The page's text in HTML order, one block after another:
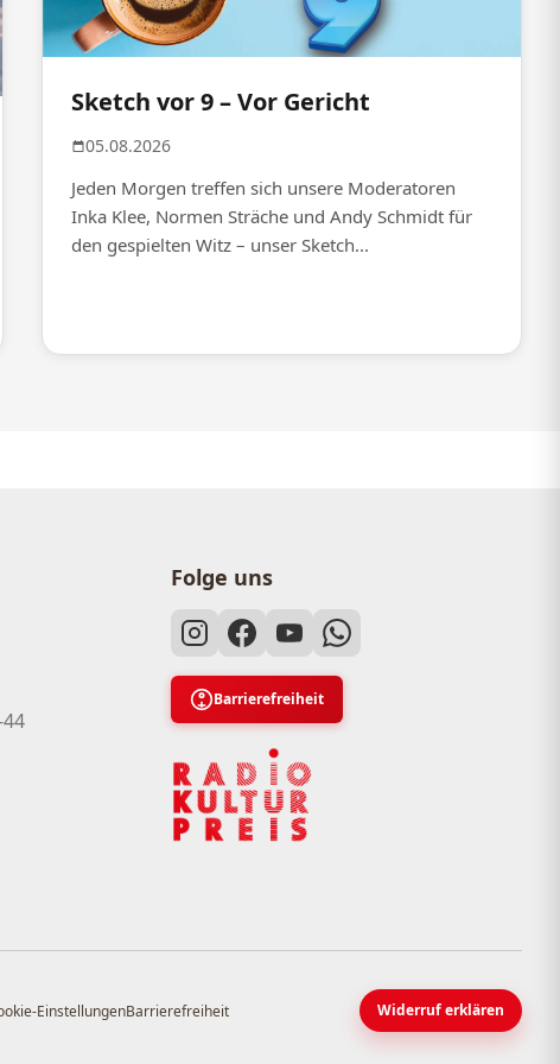
Sketch vor 9 – Vor Gericht
05.08.2026
Jeden Morgen treffen sich unsere Moderatoren
Inka Klee, Normen Sträche und Andy Schmidt für
den gespielten Witz – unser Sketch...
Folge uns
Barrierefreiheit
EinstellungenBarrierefreiheit Widerruf erklären